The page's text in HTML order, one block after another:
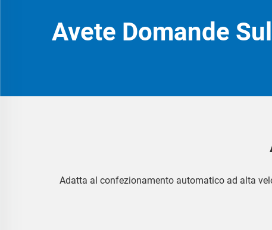
Avete Domande
Adatta al confezionamento automatico ad alta